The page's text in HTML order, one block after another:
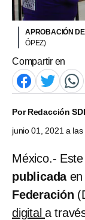
APROBACIÓN
ÓPEZ)
Compartir en
PorRedacción
junio 01, 2021 a
México.-
publicadaen
Federación
digital a